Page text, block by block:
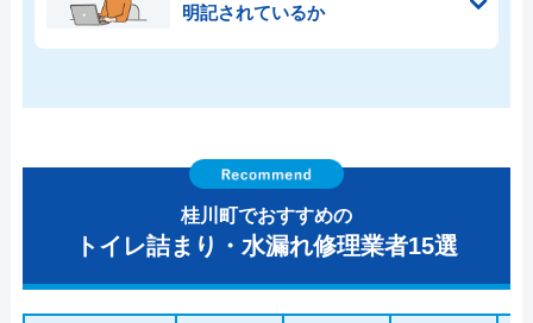
明記されているか
桂川町でおすすめの
トイレ詰まり・水漏れ修理業者15選